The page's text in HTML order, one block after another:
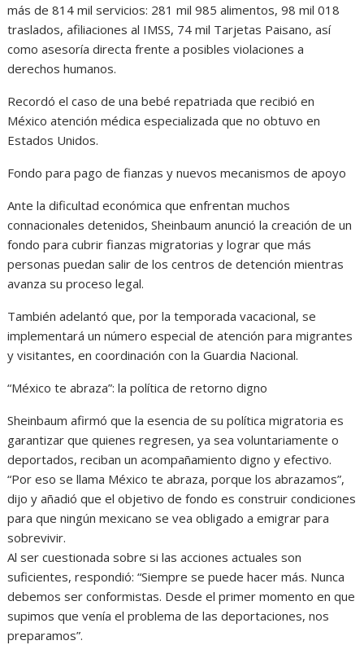
más de 814 mil servicios: 281 mil 985 alimentos, 98 mil 018
traslados, afiliaciones al IMSS, 74 mil Tarjetas Paisano, así
como asesoría directa frente a posibles violaciones a
derechos humanos.
Recordó el caso de una bebé repatriada que recibió en
México atención médica especializada que no obtuvo en
Estados Unidos.
Fondo para pago de fianzas y nuevos mecanismos de apoyo
Ante la dificultad económica que enfrentan muchos
connacionales detenidos, Sheinbaum anunció la creación de un
fondo para cubrir fianzas migratorias y lograr que más
personas puedan salir de los centros de detención mientras
avanza su proceso legal.
También adelantó que, por la temporada vacacional, se
implementará un número especial de atención para migrantes
y visitantes, en coordinación con la Guardia Nacional.
“México te abraza”: la política de retorno digno
Sheinbaum afirmó que la esencia de su política migratoria es
garantizar que quienes regresen, ya sea voluntariamente o
deportados, reciban un acompañamiento digno y efectivo.
“Por eso se llama México te abraza, porque los abrazamos”,
dijo y añadió que el objetivo de fondo es construir condiciones
para que ningún mexicano se vea obligado a emigrar para
sobrevivir.
Al ser cuestionada sobre si las acciones actuales son
suficientes, respondió: “Siempre se puede hacer más. Nunca
debemos ser conformistas. Desde el primer momento en que
supimos que venía el problema de las deportaciones, nos
preparamos”.